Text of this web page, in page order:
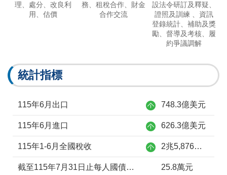
理、處分、改良利
用、估價
務、租稅合作、財金
合作交流
設法令研訂及釋疑、
證照及訓練 、資訊
登錄統計、補助及獎
勵、督導及考核、履
約爭議調解
統計指標
115年6月出口 748.3億美元
115年6月進口 626.3億美元
115年1-6月全國稅收 2兆5,876億元
截至115年7月31日止每人國債負擔 25.8萬元